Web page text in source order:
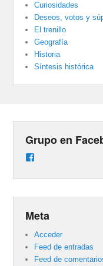
Curiosidades
Deseos, votos y
El trenillo
Geografía
Historia
Síntesis histórica
Grupo en
en
Meta
Acceder
Feed de entradas
Feed de